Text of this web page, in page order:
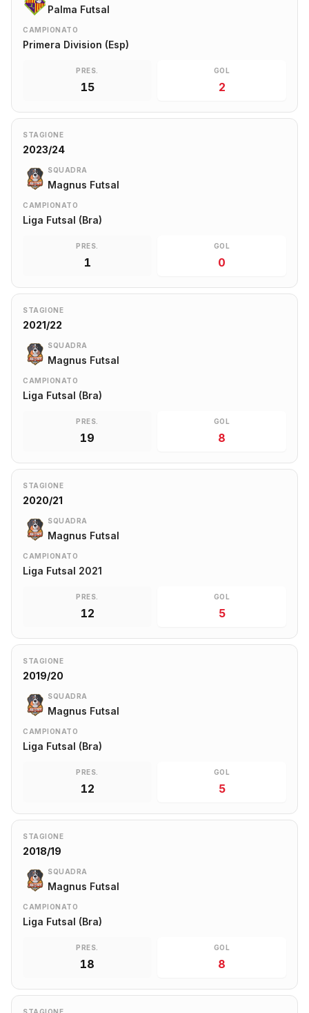
Palma Futsal
CAMPIONATO
Primera Division (Esp)
PRES.
15
GOL
2
STAGIONE
2023/24
SQUADRA
Magnus Futsal
CAMPIONATO
Liga Futsal (Bra)
PRES.
1
GOL
0
STAGIONE
2021/22
SQUADRA
Magnus Futsal
CAMPIONATO
Liga Futsal (Bra)
PRES.
19
GOL
8
STAGIONE
2020/21
SQUADRA
Magnus Futsal
CAMPIONATO
Liga Futsal 2021
PRES.
12
GOL
5
STAGIONE
2019/20
SQUADRA
Magnus Futsal
CAMPIONATO
Liga Futsal (Bra)
PRES.
12
GOL
5
STAGIONE
2018/19
SQUADRA
Magnus Futsal
CAMPIONATO
Liga Futsal (Bra)
PRES.
18
GOL
8